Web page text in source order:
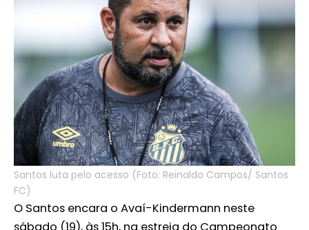
Santos luta pelo acesso (Foto: Reinaldo Campos/ Santos
FC)
O Santos encara o Avaí-Kindermann neste